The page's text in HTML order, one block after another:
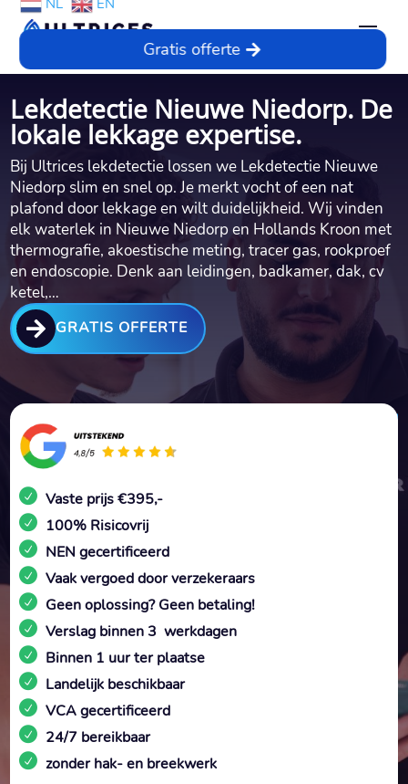
NL EN
Gratis offerte
Lekdetectie Nieuwe Niedorp. De
lokale lekkage expertise.
Bij Ultrices lekdetectie lossen we Lekdetectie Nieuwe
Niedorp slim en snel op.​ Je merkt vocht of een nat
plafond door lekkage en wilt duidelijkheid.​ Wij vinden
elk waterlek in Nieuwe Niedorp en Hollands Kroon met
thermografie, akoestische meting, tracer gas, rookproef
en endoscopie.​ Denk aan leidingen, badkamer, dak, cv
ketel,…
 GRATIS OFFERTE
Vaste prijs €395,-
100% Risicovrij
NEN gecertificeerd
Vaak vergoed door verzekeraars
Geen oplossing? Geen betaling!
Verslag binnen 3 werkdagen
Binnen 1 uur ter plaatse
Landelijk beschikbaar
VCA gecertificeerd
24/7 bereikbaar
zonder hak- en breekwerk